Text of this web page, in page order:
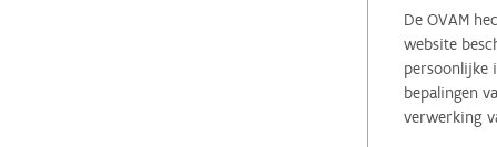
De OVAM
website
persoonlijke
bepalingen
verwerking